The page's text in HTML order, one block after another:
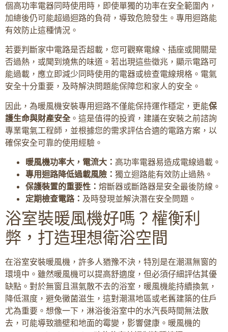
個高功率電器同時使用時，即使單獨的功率在安全範圍內，
加總後仍可能超過迴路的負荷，導致危險發生。專用迴路能
有效防止這種情況。
若要判斷家中電路是否超載，您可觀察電線、插座或開關是
否過熱，或聞到燒焦的味道。若出現這些徵兆，顯示電路可
能過載，應立即減少同時使用的電器或檢查電線規格。電氣
安全十分重要，及時解決問題能保障您和家人的安全。
因此，為暖風機安裝專用迴路不僅能保持運作穩定，更能保
護生命與財產安全 。這是值得的投資，建議在安裝之前諮詢
專業電氣工程師，並根據您的需求評估合適的電路方案，以
確保安全可靠的使用經驗。
暖風機功率大，電流大： 高功率電器易造成電線過載。
專用迴路降低過載風險： 獨立迴路能有效防止過熱。
保護裝置的重要性： 熔斷器或斷路器是安全最後防線。
定期檢查電路： 及時發現並解決潛在安全問題。
浴室裝暖風機好嗎？權衡利
弊，打造理想衛浴空間
在浴室安裝暖風機，許多人猶豫不決，特別是在潮濕無窗的
環境中。雖然暖風機可以提高舒適度，但必須仔細評估其優
缺點。對於無窗且濕氣散不去的浴室，暖風機能持續換氣，
降低濕度，避免黴菌滋生，這對潮濕地區或老舊建築的住戶
尤為重要。想像一下，淋浴後浴室中的水汽長時間無法散
去，可能導致牆壁和地面的霉變，影響健康。暖風機的